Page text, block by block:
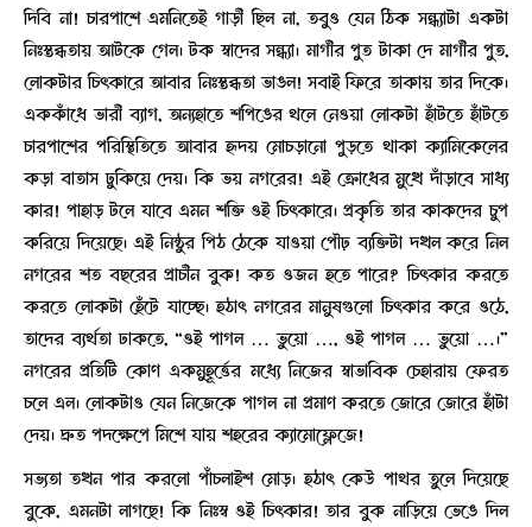
দিবি না! চারপাশে এমনিতেই গাড়ী ছিল না, তবুও যেন ঠিক সন্ধ্যাটা একটা
নিঃস্তব্ধতায় আটকে গেল। টক স্বাদের সন্ধ্যা। মাগীর পুত টাকা দে মাগীর পুত,
লোকটার চিৎকারে আবার নিঃস্তব্ধতা ভাঙল! সবাই ফিরে তাকায় তার দিকে।
এককাঁধে ভারী ব্যাগ, অন্যহাতে শপিঙের থলে নেওয়া লোকটা হাঁটতে হাঁটতে
চারপাশের পরিস্থিতিতে আবার হৃদয় মোচড়ানো পুড়তে থাকা ক্যামিকেলের
কড়া বাতাস ঢুকিয়ে দেয়। কি ভয় নগরের! এই ক্রোধের মুখে দাঁড়াবে সাধ্য
কার! পাহাড় টলে যাবে এমন শক্তি ওই চিৎকারে। প্রকৃতি তার কাকদের চুপ
করিয়ে দিয়েছে। এই নিষ্ঠুর পিঠ ঠেকে যাওয়া পৌঢ় ব্যক্তিটা দখল করে নিল
নগরের শত বছরের প্রাচীন বুক! কত ওজন হতে পারে? চিৎকার করতে
করতে লোকটা হেঁটে যাচ্ছে। হঠাৎ নগরের মানুষগুলো চিৎকার করে ওঠে,
তাদের ব্যর্থতা ঢাকতে, “ওই পাগল … ভুয়ো …, ওই পাগল … ভুয়ো …।”
নগরের প্রতিটি কোণ একমুহূর্ত্তের মধ্যে নিজের স্বাভাবিক চেহারায় ফেরত
চলে এল। লোকটাও যেন নিজেকে পাগল না প্রমাণ করতে জোরে জোরে হাঁটা
দেয়। দ্রুত পদক্ষেপে মিশে যায় শহরের ক্যামোফ্লেজে!
সভ্যতা তখন পার করলো পাঁচলাইশ মোড়। হঠাৎ কেউ পাথর তুলে দিয়েছে
বুকে, এমনটা লাগছে! কি নিঃস্ব ওই চিৎকার! তার বুক নাড়িয়ে ভেঙে দিল